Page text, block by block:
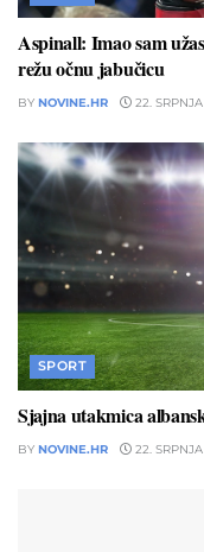
Aspinall: Imao sam
režu očnu jabučicu
BY NOVINE.HR 22.
SPORT
Sjajna utakmica
BY NOVINE.HR 22.